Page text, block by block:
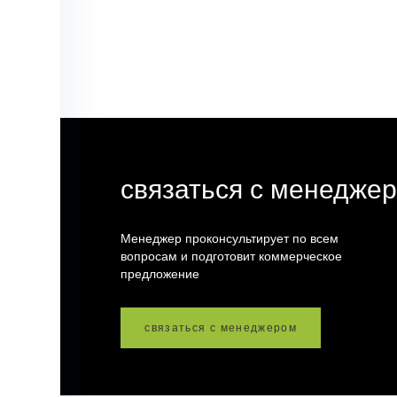
связаться с
Менеджер проконсультирует по всем
вопросам и подготовит коммерческое
предложение
связаться с менеджером